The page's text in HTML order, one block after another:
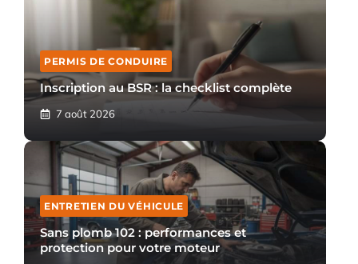
PERMIS DE CONDUIRE
Inscription au BSR : la checklist complète
7 août 2026
ENTRETIEN DU VÉHICULE
Sans plomb 102 : performances et
protection pour votre moteur